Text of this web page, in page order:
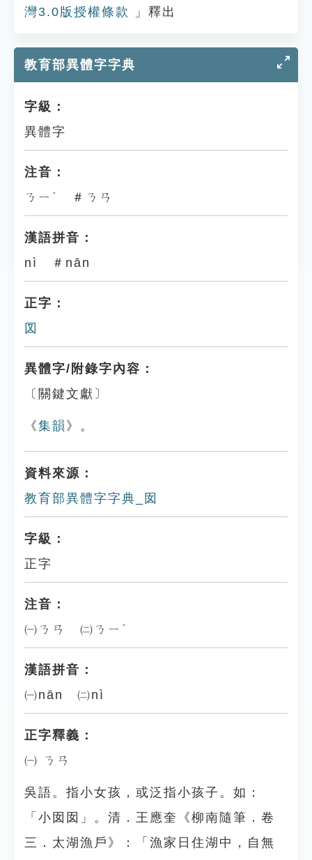
灣3.0版授權條款 」釋出
教育部異體字字典
字級：
異體字
注音：
ㄋㄧˋ ＃ㄋㄢ
漢語拼音：
nì ＃nān
正字：
㘝
異體字/附錄字內容：
〔關鍵文獻〕
《集韻 》。
資料來源：
教育部異體字字典_囡
字級：
正字
注音：
㈠ㄋㄢ ㈡ㄋㄧˋ
漢語拼音：
㈠nān ㈡nì
正字釋義：
㈠ ㄋㄢ
吳語。指小女孩，或泛指小孩子。如：
「小囡囡」。清．王應奎《柳南隨筆．卷
三．太湖漁戶》：「漁家日住湖中，自無